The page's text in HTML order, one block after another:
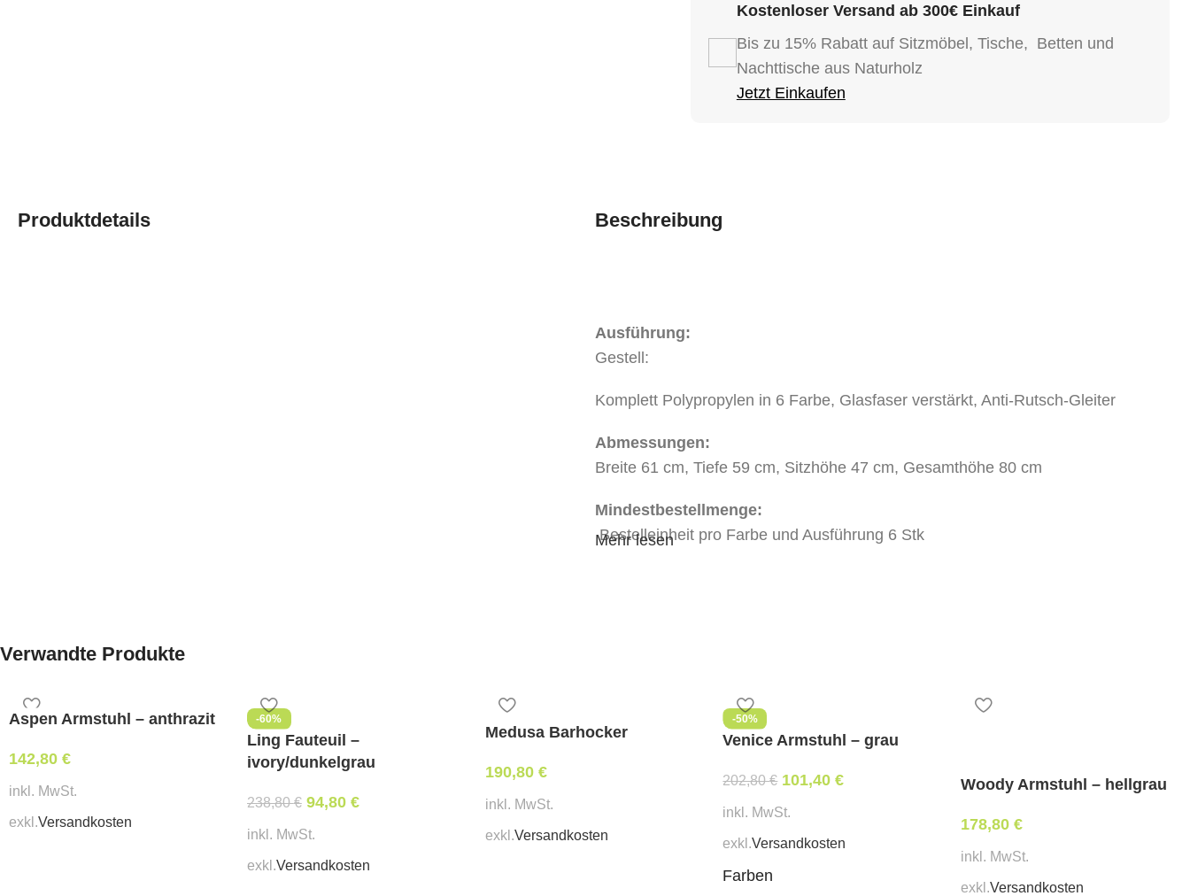
Kostenloser Versand ab 300€ Einkauf
Bis zu 15% Rabatt auf Sitzmöbel, Tische, Betten und
Nachttische aus Naturholz
Jetzt Einkaufen
Produktdetails Beschreibung
Ausführung:
Gestell:
Komplett Polypropylen in 6 Farbe, Glasfaser verstärkt, Anti-Rutsch-Gleiter
Abmessungen:
Breite 61 cm, Tiefe 59 cm, Sitzhöhe 47 cm, Gesamthöhe 80 cm
Mindestbestellmenge:
Bestelleinheit pro Farbe und Ausführung 6 Stk
Lieferzeit circa 2 – 4 Wochen
Mehr lesen
Verwandte Produkte
Aspen Armstuhl – anthrazit
142,80 €
inkl. MwSt.
exkl.Versandkosten
-60%
Ling Fauteuil –
ivory/dunkelgrau
238,80€ 94,80 €
inkl. MwSt.
exkl.Versandkosten
Medusa Barhocker
190,80 €
inkl. MwSt.
exkl.Versandkosten
-50%
Venice Armstuhl – grau
202,80€ 101,40€
inkl. MwSt.
exkl.Versandkosten
Farben
Woody Armstuhl – hellgrau
178,80€
inkl. MwSt.
exkl.Versandkosten